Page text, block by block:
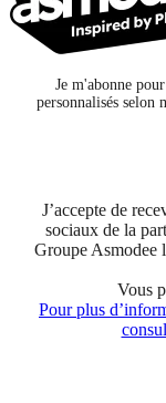
Je m'abonne
personnalisés selon
J’accepte de
sociaux de la
Groupe Asmodee
Vous
Pour plus